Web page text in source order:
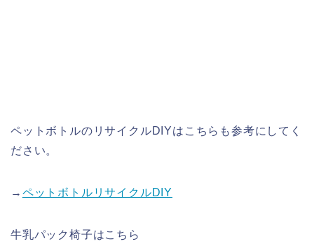
ペットボトルのリサイクルDIYはこちらも参考にしてく
ださい。
→ ペットボトルリサイクルDIY
牛乳パック椅子はこちら